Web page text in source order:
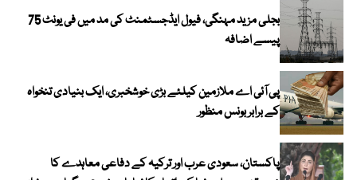
بجلی مزید مہنگی، فیول ایڈجسٹمنٹ کی مد میں فی یونٹ 75
پیسے اضافہ
پی آئی اے ملازمین کیلئے بڑی خوشخبری، ایک بنیادی تنخواہ
کے برابر بونس منظور
پاکستان، سعودی عرب اور ترکیہ کے دفاعی معاہدے کا